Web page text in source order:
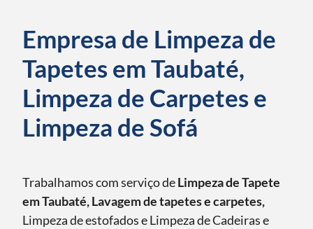
Empresa de Limpeza de
Tapetes em Taubaté,
Limpeza de Carpetes e
Limpeza de Sofá
Trabalhamos com serviço deLimpeza de Tapete
em Taubaté, Lavagem de tapetes e carpetes,
Limpeza de estofados e Limpeza de Cadeiras e